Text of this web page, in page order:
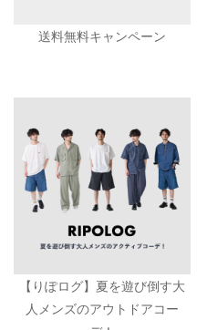
送料無料キャンペーン
【りぽログ】夏を遊び倒す大
人メンズのアウトドアコー